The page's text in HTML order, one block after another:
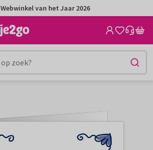
Webwinkel van het Jaar 2026